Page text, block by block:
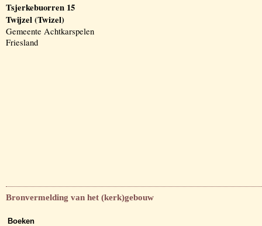
Tsjerkebuorren 15
Twijzel (Twizel)
Gemeente Achtkarspelen
Friesland
Bronvermelding van het (kerk)gebouw
Boeken